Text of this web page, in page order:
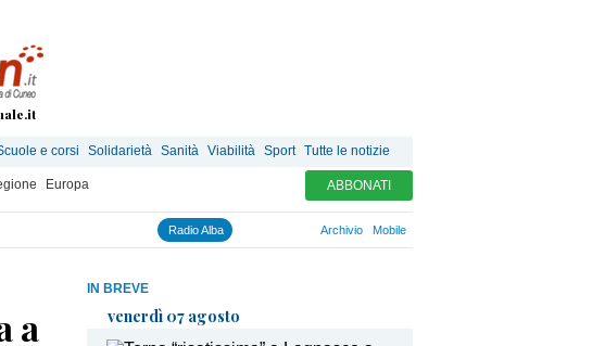
e corsi Solidarietà Sanità Viabilità Sport Tutte le notizie
Europa ABBONATI
Radio Alba Archivio Mobile
IN BREVE
venerdì 07 agosto
a